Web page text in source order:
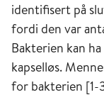
identifisert på
fordi den var
Bakterien kan
kapselløs.
for bakterien [1-